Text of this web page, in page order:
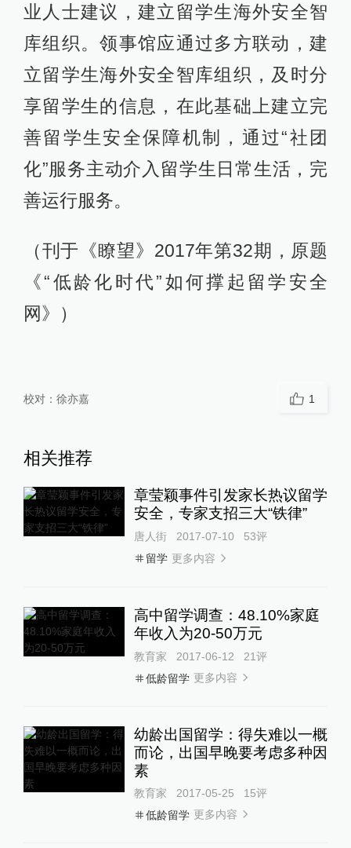
业人士建议，建立留学生海外安全智
库组织。领事馆应通过多方联动，建
立留学生海外安全智库组织，及时分
享留学生的信息，在此基础上建立完
善留学生安全保障机制，通过“社团
化”服务主动介入留学生日常生活，完
善运行服务。
（刊于《瞭望》2017年第32期，原题
《“低龄化时代”如何撑起留学安全
网》）
校对： 徐亦嘉 1
相关推荐
章莹颖事件引发家长热议留学
安全，专家支招三大“铁律”
唐人街 2017-07-10 53评
留学 更多内容
高中留学调查：48.10%家庭
年收入为20-50万元
教育家 2017-06-12 21评
低龄留学 更多内容
幼龄出国留学：得失难以一概
而论，出国早晚要考虑多种因
素
教育家 2017-05-25 15评
低龄留学 更多内容